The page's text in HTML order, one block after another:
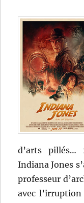
d’arts
Indiana Jones
professeur
avec